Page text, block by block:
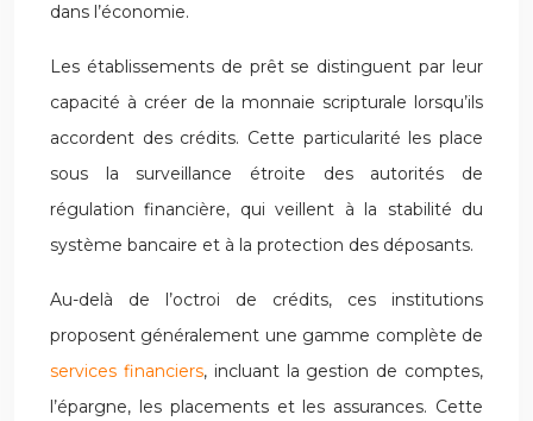
dans l’économie.
Les établissements de prêt se distinguent par leur
capacité à créer de la monnaie scripturale lorsqu’ils
accordent des crédits. Cette particularité les place
sous la surveillance étroite des autorités de
régulation financière, qui veillent à la stabilité du
système bancaire et à la protection des déposants.
Au-delà de l’octroi de crédits, ces institutions
proposent généralement une gamme complète de
services financiers, incluant la gestion de comptes,
l’épargne, les placements et les assurances. Cette